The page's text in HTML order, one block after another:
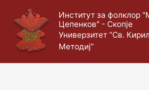
content
Институт за фолклор
Цепенков" - Скопје
Универзитет “Св.
Методиј”